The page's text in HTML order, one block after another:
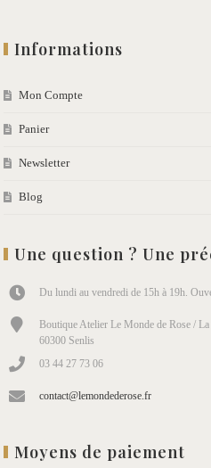
Informations
Mon Compte
Panier
Newsletter
Blog
Une question ? Une
Du lundi au vendredi de 15h à 19h.
Boutique Atelier Le Monde de Rose /
60300 Senlis
03 44 27 73 06
contact@lemondederose.fr
Moyens de paiement